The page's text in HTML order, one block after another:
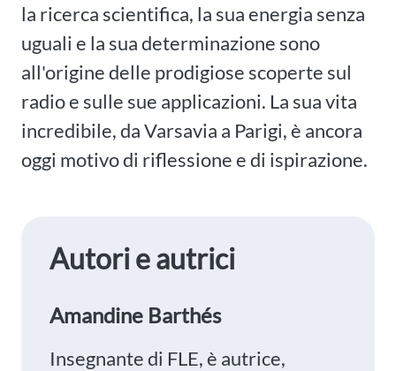
la ricerca scientifica, la sua energia senza
uguali e la sua determinazione sono
all'origine delle prodigiose scoperte sul
radio e sulle sue applicazioni. La sua vita
incredibile, da Varsavia a Parigi, è ancora
oggi motivo di riflessione e di ispirazione.
Autori e autrici
Amandine Barthés
Insegnante di FLE, è autrice,